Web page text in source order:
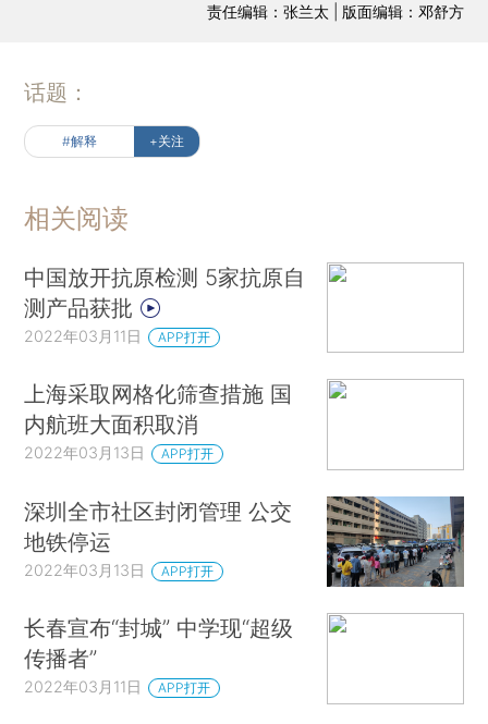
责任编辑：张兰太 | 版面编辑：邓舒方
话题：
#解释 +关注
相关阅读
中国放开抗原检测 5家抗原自
测产品获批
2022年03月11日 APP打开
上海采取网格化筛查措施 国
内航班大面积取消
2022年03月13日 APP打开
深圳全市社区封闭管理 公交
地铁停运
2022年03月13日 APP打开
长春宣布“封城” 中学现“超级
传播者”
2022年03月11日 APP打开